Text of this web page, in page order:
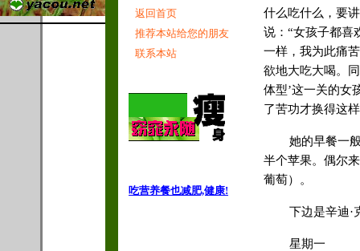
返回首页
推荐本站给您的朋友
联系本站
吃营养餐也减肥,健康!
什么吃什么，要
说：“女孩子都喜
一样，我为此痛
欲地大吃大喝。
体型’这一关的女
了苦功才换得这
她的早餐一
半个苹果。偶尔
葡萄）。
下边是辛迪·
星期一